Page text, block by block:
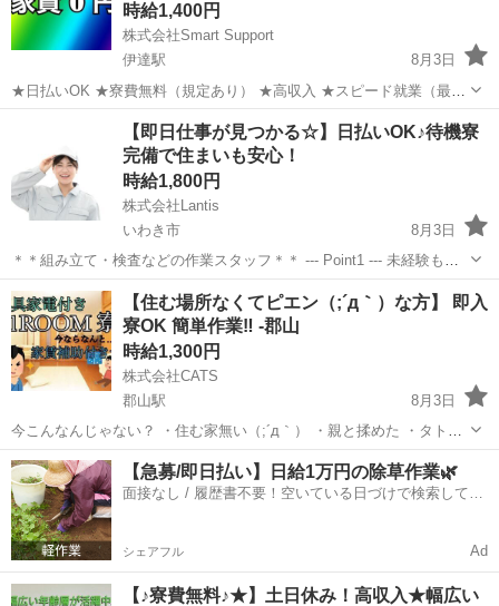
時給1,400円
株式会社Smart Support
伊達駅
8月3日
★日払いOK ★寮費無料（規定あり） ★高収入 ★スピード就業（最短
翌日） ■ お仕事例 ・半導体部品のマシンオペレーター ・自動車の組
立や部品の加工 ・電子部品の検査 ・化粧品の梱包や仕分け ...
伊達駅 工場 スタッフ
【即日仕事が見つかる☆】日払いOK♪待機寮
完備で住まいも安心！
時給1,800円
株式会社Lantis
いわき市
8月3日
＊＊組み立て・検査などの作業スタッフ＊＊ --- Point1 --- 未経験も就
業OK！ 工場未経験でもご安心ください！！ 先輩スタッフがイチから
丁寧にサポート！ 未経験からスタートした方も多数活躍しています
☆...
福島 いわき市 工場 スタッフ
【住む場所なくてピエン（;´д｀）な方】 即入
寮OK 簡単作業‼ -郡山
時給1,300円
株式会社CATS
郡山駅
8月3日
今こんなんじゃない？ ・住む家無い（;´д｀） ・親と揉めた ・タトゥ
ーで就職できない ・携帯止まりそう ・金欠過ぎてヤバい ・ネカフ
ェ・ホテル・友達の家暮らしの詰みな方 ・稼ぎたい ・性別不問 ・タ
ト...
福島 郡山市 郡山駅 仕分け 住み込み
【急募/即日払い】日給1万円の除草作業🌿
面接なし / 履歴書不要！空いている日づけで検索して即
シェアフル Ad
【♪寮費無料♪★】土日休み！高収入★幅広い